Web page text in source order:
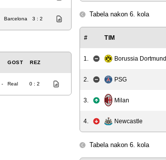
Barcelona 3 : 2
GOST REZ
- Real 0 : 2
Tabela nakon 6. kola
# TIM
1. Borussia Dortmund
2. PSG
3. Milan
4. Newcastle
Tabela nakon 6. kola